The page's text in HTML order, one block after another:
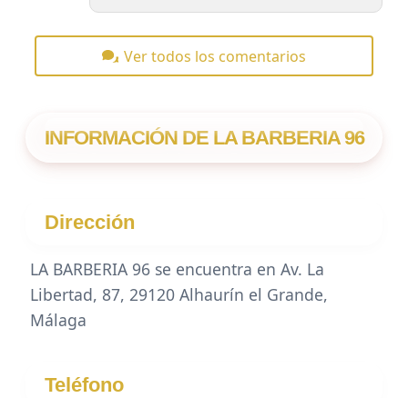
Ver todos los comentarios
INFORMACIÓN DE LA BARBERIA 96
Dirección
LA BARBERIA 96 se encuentra en Av. La
Libertad, 87, 29120 Alhaurín el Grande,
Málaga
Teléfono